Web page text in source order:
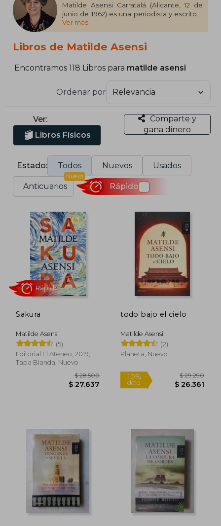
Matilde Asensi Carratalá (Alicante, 12 de
junio de 1962)​ es una periodista y escritora
española, que se dedica principalmente a
la novela histórica y de aventuras.
Ver más
Libros de Matilde Asensi
Encontramos 118 Libros para matilde asensi
Ordenar por
Ver:
Libros Físicos
Comparte y
gana dinero
Estado: Todos Nuevos Usados
Anticuarios
Nuevo
Rápido
Sakura
Matilde Asensi
(5)
Editorial El Ateneo, 2019,
Tapa Blanda, Nuevo
$ 28.500
$ 27.637
Rápido
todo bajo el cielo
Matilde Asensi
(2)
Planeta, Nuevo
10%
dcto.